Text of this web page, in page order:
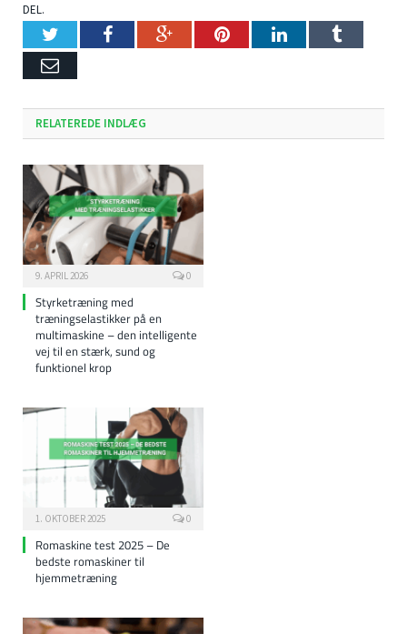
DEL.
TwitterFacebookGoogle+PinterestLinkedInTumblr
Email
RELATEREDE INDLÆG
9. APRIL 2026 0
Styrketræning med
træningselastikker på en
multimaskine – den intelligente
vej til en stærk, sund og
funktionel krop
1. OKTOBER 2025 0
Romaskine test 2025 – De
bedste romaskiner til
hjemmetræning